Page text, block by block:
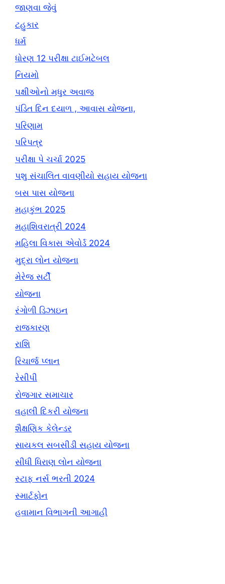
જાણવા જેવું
ટહુકાર
ધર્મ
ધોરણ 12 પરીક્ષા ટાઈમટેબલ
નિયમો
પક્ષીઓનો મધુર અવાજ
પંડિત દિન દયાળ , આવાસ યોજના,
પરિણામ
પરિપત્ર
પરીક્ષા પે ચર્ચા 2025
પશુ સંચાલિત વાવણીયો સહાય યોજના
બસ પાસ યોજના
મહાકુંભ 2025
મહાશિવરાત્રી 2024
મહિલા વિકાસ એવોર્ડ 2024
મુદ્રા લોન યોજના
મેરેજ સર્ટી
યોજના
રંગોળી ડિઝાઇન
રાજકારણ
રાશિ
રિચાર્જ પ્લાન
રેસીપી
રોજગાર સમાચાર
વહાલી દિકરી યોજના
શૈક્ષણિક કેલેન્ડર
સાયકલ સબસીડી સહાય યોજના
સીધી ધિરાણ લોન યોજના
સ્ટાફ નર્સ ભરતી 2024
સ્માર્ટફોન
હવામાન વિભાગની આગાહી